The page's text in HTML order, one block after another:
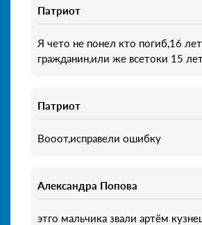
Патриот
Я чето не понел кто погиб,16
гражданин,или же всетоки 15
Патриот
Вооот,исправели ошибку
Александра Попова
этго мальчика звали артём